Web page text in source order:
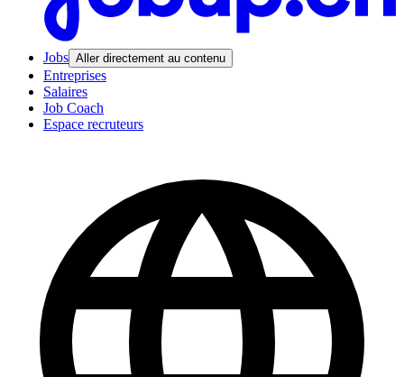
Jobs Aller directement au contenu
Entreprises
Salaires
Job Coach
Espace recruteurs